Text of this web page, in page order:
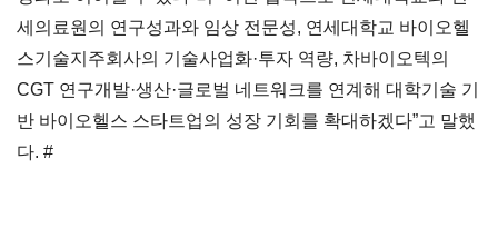
세의료원의 연구성과와 임상 전문성, 연세대학교 바이오헬
스기술지주회사의 기술사업화·투자 역량, 차바이오텍의
CGT 연구개발·생산·글로벌 네트워크를 연계해 대학기술 기
반 바이오헬스 스타트업의 성장 기회를 확대하겠다”고 말했
다. #